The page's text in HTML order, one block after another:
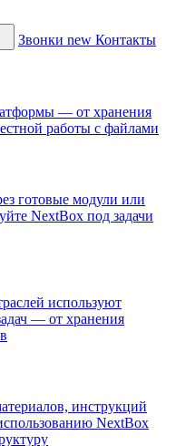
Звонки new Контакты
— от хранения
работы с файлами
готовые модули или
NextBox под задачи
используют
— от хранения
инструкций
NextBox